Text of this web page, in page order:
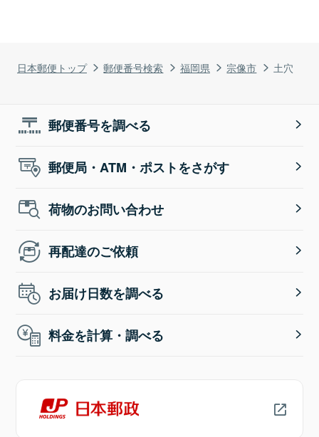
日本郵便トップ 郵便番号検索 福岡県 宗像市 土穴
郵便番号を調べる
郵便局・ATM・ポストをさがす
荷物のお問い合わせ
再配達のご依頼
お届け日数を調べる
料金を計算・調べる